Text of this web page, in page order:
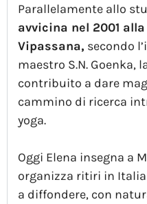
Parallelamente allo
avvicina nel 2001
Vipassana, secondo
maestro S.N. Goenka,
contribuito a dare
cammino di ricerca
yoga.
Oggi Elena insegna a
organizza ritiri in Italia
a diffondere, con